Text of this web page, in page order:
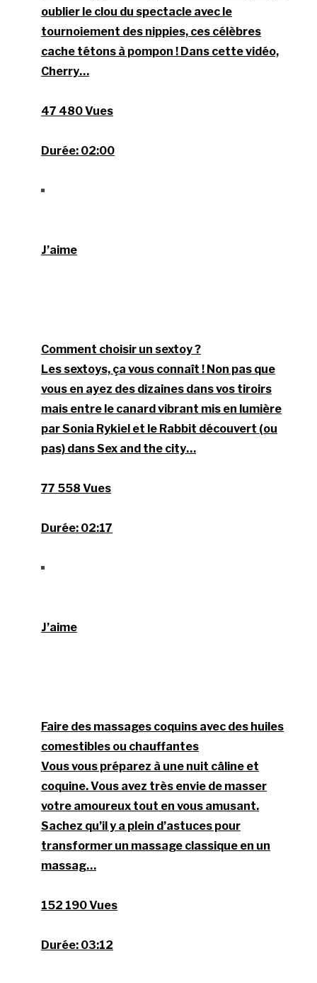
oublier le clou du spectacle avec le
tournoiement des nippies, ces célèbres
cache tétons à pompon ! Dans cette vidéo,
Cherry…
47 480 Vues
Durée: 02:00
J’aime
Comment choisir un sextoy ?
Les sextoys, ça vous connaît ! Non pas que
vous en ayez des dizaines dans vos tiroirs
mais entre le canard vibrant mis en lumière
par Sonia Rykiel et le Rabbit découvert (ou
pas) dans Sex and the city…
77 558 Vues
Durée: 02:17
J’aime
Faire des massages coquins avec des huiles
comestibles ou chauffantes
Vous vous préparez à une nuit câline et
coquine. Vous avez très envie de masser
votre amoureux tout en vous amusant.
Sachez qu’il y a plein d’astuces pour
transformer un massage classique en un
massag…
152 190 Vues
Durée: 03:12